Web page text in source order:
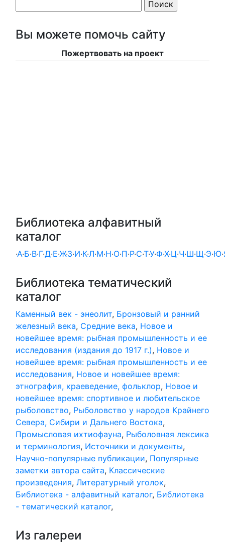
Вы можете помочь сайту
Пожертвовать на проект
Библиотека алфавитный
каталог
·А·Б·В·Г·Д·Е·Ж·З·И·К·Л·М·Н·О·П·Р·С·Т·У·Ф·Х·Ц·Ч·Ш·Щ·Э·Ю·
Библиотека тематический
каталог
Каменный век - энеолит, Бронзовый и ранний
железный века, Средние века, Новое и
новейшее время: рыбная промышленность и ее
исследования (издания до 1917 г.), Новое и
новейшее время: рыбная промышленность и ее
исследования, Новое и новейшее время:
этнография, краеведение, фольклор, Новое и
новейшее время: спортивное и любительское
рыболовство, Рыболовство у народов Крайнего
Севера, Сибири и Дальнего Востока,
Промысловая ихтиофауна, Рыболовная лексика
и терминология, Источники и документы,
Научно-популярные публикации, Популярные
заметки автора сайта, Классические
произведения, Литературный уголок,
Библиотека - алфавитный каталог, Библиотека
- тематический каталог,
Из галереи